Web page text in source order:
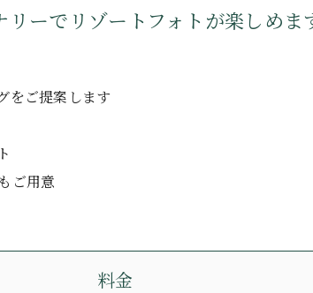
リーでリゾートフォトが楽しめ
をご提案します
ご用意
料金